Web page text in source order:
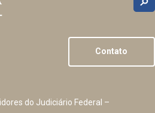
Contato
do Judiciário Federal –